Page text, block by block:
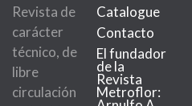
Revista de
carácter
técnico, de
libre
circulación
Catalogue
Contacto
El fundador
de la
Revista
Metroflor: